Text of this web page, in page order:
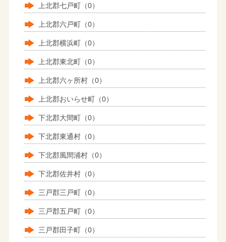
上北郡七戸町（0）
上北郡六戸町（0）
上北郡横浜町（0）
上北郡東北町（0）
上北郡六ヶ所村（0）
上北郡おいらせ町（0）
下北郡大間町（0）
下北郡東通村（0）
下北郡風間浦村（0）
下北郡佐井村（0）
三戸郡三戸町（0）
三戸郡五戸町（0）
三戸郡田子町（0）